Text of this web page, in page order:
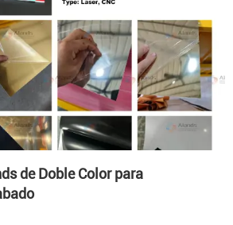
de Doble Color para